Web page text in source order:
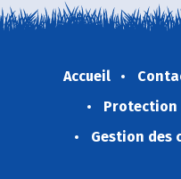
Accueil
Protection
Gestion des